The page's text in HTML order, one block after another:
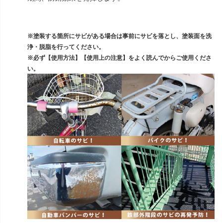
※塗装する箇所にサビがある場合は事前にサビを落とし、塗装面を洗
浄・脱脂を行ってください。
※必ず【使用方法】【使用上の注意】をよく読んでからご使用くださ
い。